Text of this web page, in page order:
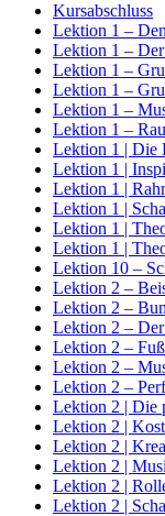
Kursabschluss
Lektion 1 –
Lektion 1 –
Lektion 1 –
Lektion 1 –
Lektion 1 –
Lektion 1 –
Lektion 1 | Die
Lektion 1 |
Lektion 1 |
Lektion 1 |
Lektion 1 |
Lektion 1 |
Lektion 10 –
Lektion 2 –
Lektion 2 –
Lektion 2 – Der
Lektion 2 –
Lektion 2 –
Lektion 2 –
Lektion 2 | Die
Lektion 2 |
Lektion 2 |
Lektion 2 |
Lektion 2 |
Lektion 2 |